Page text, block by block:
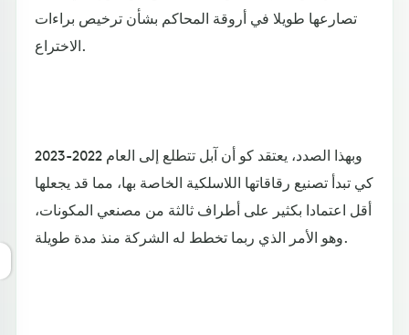
تصارعها طويلا في أروقة المحاكم بشأن ترخيص براءات
الاختراع.
وبهذا الصدد، يعتقد كو أن آبل تتطلع إلى العام 2022-2023
كي تبدأ تصنيع رقاقاتها اللاسلكية الخاصة بها، مما قد يجعلها
أقل اعتمادا بكثير على أطراف ثالثة من مصنعي المكونات،
وهو الأمر الذي ربما تخطط له الشركة منذ مدة طويلة.